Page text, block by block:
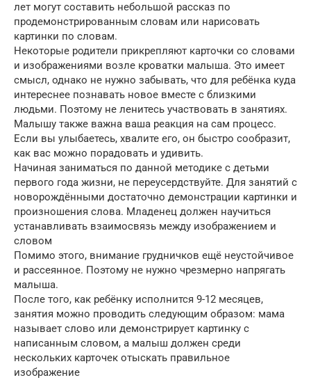
лет могут составить небольшой рассказ по
продемонстрированным словам или нарисовать
картинки по словам.
Некоторые родители прикрепляют карточки со словами
и изображениями возле кроватки малыша. Это имеет
смысл, однако не нужно забывать, что для ребёнка куда
интереснее познавать новое вместе с близкими
людьми. Поэтому не ленитесь участвовать в занятиях.
Малышу также важна ваша реакция на сам процесс.
Если вы улыбаетесь, хвалите его, он быстро сообразит,
как вас можно порадовать и удивить.
Начиная заниматься по данной методике с детьми
первого года жизни, не переусердствуйте. Для занятий с
новорождёнными достаточно демонстрации картинки и
произношения слова. Младенец должен научиться
устанавливать взаимосвязь между изображением и
словом
Помимо этого, внимание грудничков ещё неустойчивое
и рассеянное. Поэтому не нужно чрезмерно напрягать
малыша.
После того, как ребёнку исполнится 9-12 месяцев,
занятия можно проводить следующим образом: мама
называет слово или демонстрирует картинку с
написанным словом, а малыш должен среди
нескольких карточек отыскать правильное
изображение